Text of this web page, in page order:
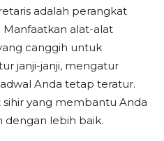
adalah perangkat
alat-alat
canggih untuk
janji-janji, mengatur
Anda tetap teratur.
yang membantu Anda
dengan lebih baik.